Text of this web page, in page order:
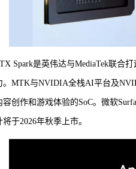
Spark是英伟达与MediaTek联合
。MTK与NVIDIA全栈AI平台及
容创作和游戏体验的SoC。微软
将于2026年秋季上市。